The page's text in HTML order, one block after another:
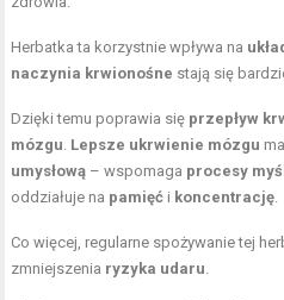
Herbatka ta korzystnie wpływa na
naczynia krwionośne stają się
Dzięki temu poprawia się przepływ
mózgu Lepsze ukrwienie mózgu
umysłową – wspomaga procesy
oddziałuje na pamięć i koncentrację
Co więcej, regularne spożywanie tej
zmniejszenia ryzyka udaru